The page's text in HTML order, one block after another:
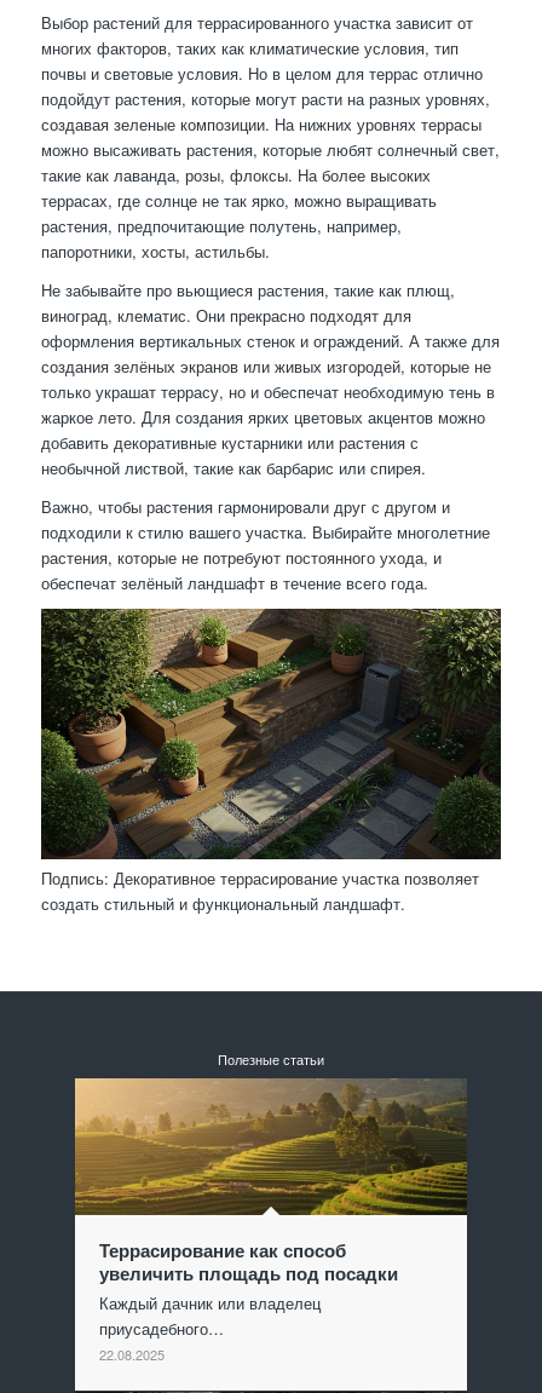
Выбор растений для террасированного участка зависит от
многих факторов, таких как климатические условия, тип
почвы и световые условия. Но в целом для террас отлично
подойдут растения, которые могут расти на разных уровнях,
создавая зеленые композиции. На нижних уровнях террасы
можно высаживать растения, которые любят солнечный свет,
такие как лаванда, розы, флоксы. На более высоких
террасах, где солнце не так ярко, можно выращивать
растения, предпочитающие полутень, например,
папоротники, хосты, астильбы.
Не забывайте про вьющиеся растения, такие как плющ,
виноград, клематис. Они прекрасно подходят для
оформления вертикальных стенок и ограждений. А также для
создания зелёных экранов или живых изгородей, которые не
только украшат террасу, но и обеспечат необходимую тень в
жаркое лето. Для создания ярких цветовых акцентов можно
добавить декоративные кустарники или растения с
необычной листвой, такие как барбарис или спирея.
Важно, чтобы растения гармонировали друг с другом и
подходили к стилю вашего участка. Выбирайте многолетние
растения, которые не потребуют постоянного ухода, и
обеспечат зелёный ландшафт в течение всего года.
Подпись: Декоративное террасирование участка позволяет
создать стильный и функциональный ландшафт.
Полезные статьи
Террасирование как способ
увеличить площадь под посадки
Каждый дачник или владелец
приусадебного…
22.08.2025